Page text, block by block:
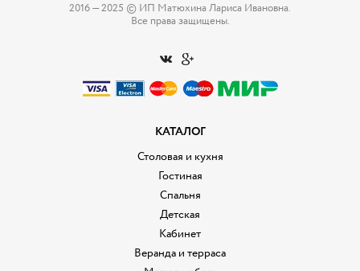
2016 — 2025 © ИП Матюхина Лариса Ивановна.
Все права защищены.
КАТАЛОГ
Столовая и кухня
Гостиная
Спальня
Детская
Кабинет
Веранда и терраса